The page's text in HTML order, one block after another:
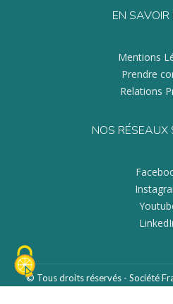
EN SAVOIR
Mentions
Prendre
Relations
NOS RÉSEAUX
© Tous droits réservés - Société